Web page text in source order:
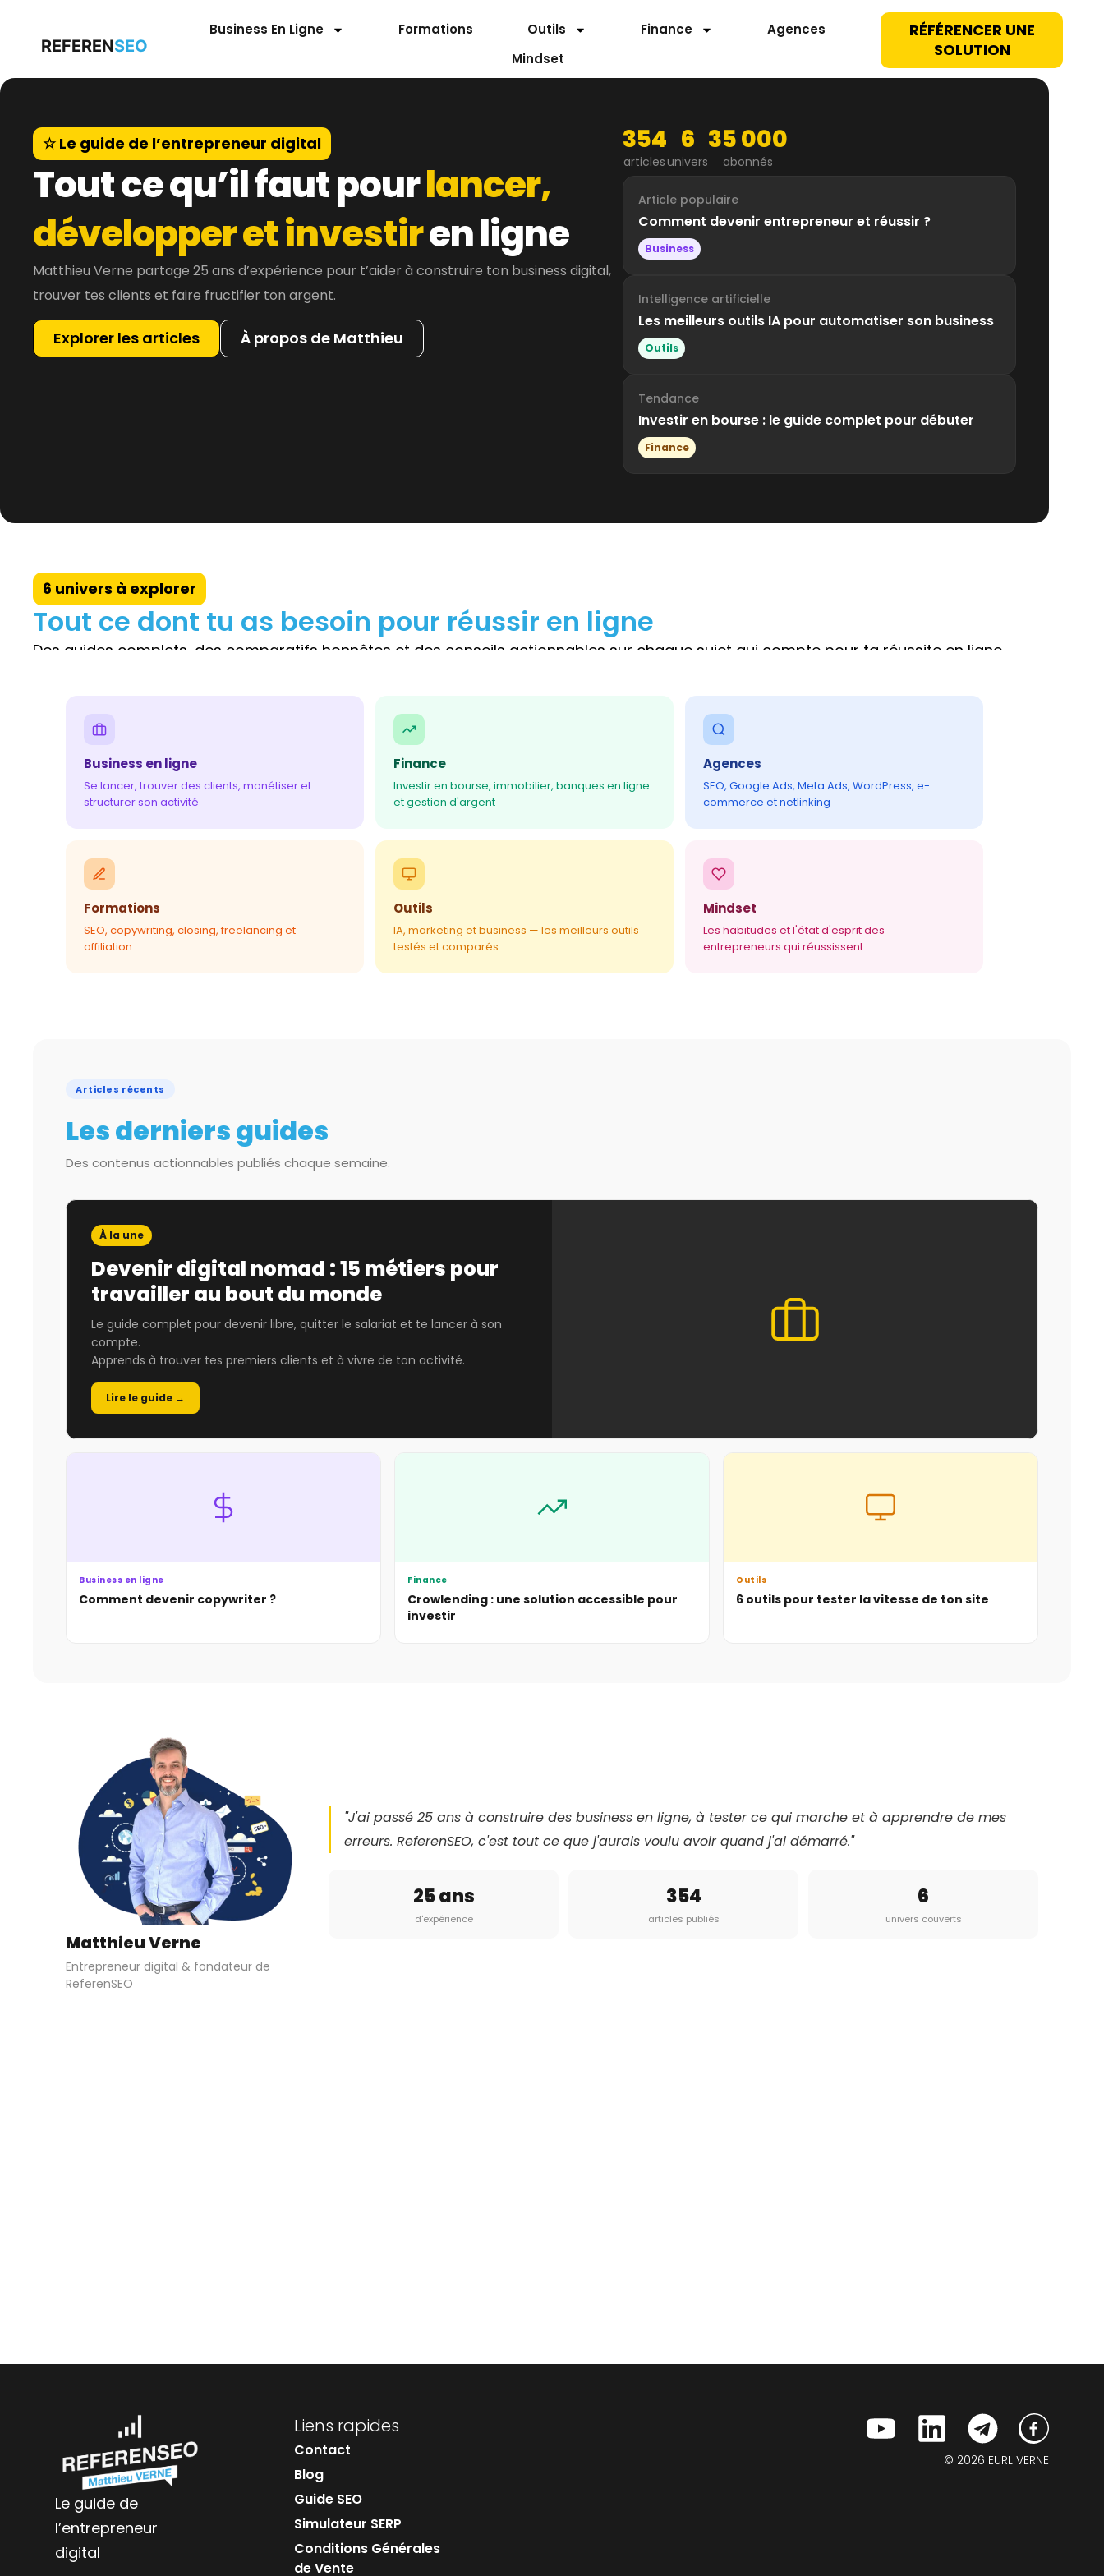
REFERENSEO
Business En Ligne Formations Outils Finance
Agences
Mindset
RÉFÉRENCER UNE
SOLUTION
☆ Le guide de l’entrepreneur digital
Tout ce qu’il faut pourlancer,
développer et investiren ligne
Matthieu Verne partage 25 ans d’expérience pour t’aider à construire ton business digital,
trouver tes clients et faire fructifier ton argent.
Explorer les articles À propos de Matthieu
354
articles
6
univers
35 000
abonnés
Article populaire
Comment devenir entrepreneur et réussir ?
Business
Intelligence artificielle
Les meilleurs outils IA pour automatiser son business
Outils
Tendance
Investir en bourse : le guide complet pour débuter
Finance
6 univers à explorer
Tout ce dont tu as besoin pour réussir en ligne
Des guides complets, des comparatifs honnêtes et des conseils actionnables sur chaque sujet qui compte pour ta réussite en ligne.
Business en ligne
Se lancer, trouver des clients, monétiser et
structurer son activité
Finance
Investir en bourse, immobilier, banques en ligne
et gestion d'argent
Agences
SEO, Google Ads, Meta Ads, WordPress, e-
commerce et netlinking
Formations
SEO, copywriting, closing, freelancing et
affiliation
Outils
IA, marketing et business — les meilleurs outils
testés et comparés
Mindset
Les habitudes et l'état d'esprit des
entrepreneurs qui réussissent
Articles récents
Les derniers guides
Des contenus actionnables publiés chaque semaine.
À la une
Devenir digital nomad : 15 métiers pour
travailler au bout du monde
Le guide complet pour devenir libre, quitter le salariat et te lancer à son
compte.
Apprends à trouver tes premiers clients et à vivre de ton activité.
Lire le guide →
Business en ligne
Comment devenir copywriter ?
Finance
Crowlending : une solution accessible pour
investir
Outils
6 outils pour tester la vitesse de ton site
Matthieu Verne
Entrepreneur digital & fondateur de
ReferenSEO
"J'ai passé 25 ans à construire des business en ligne, à tester ce qui marche et à apprendre de mes
erreurs. ReferenSEO, c'est tout ce que j'aurais voulu avoir quand j'ai démarré."
25 ans
d'expérience
354
articles publiés
6
univers couverts
Le guide de
l’entrepreneur
digital
Liens rapides
Contact
Blog
Guide SEO
Simulateur SERP
Conditions Générales
de Vente
© 2026 EURL VERNE